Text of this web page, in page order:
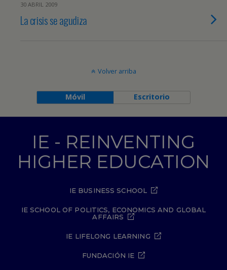
30 ABRIL 2009
La crisis se agudiza
Volver arriba
Móvil Escritorio
IE - REINVENTING
HIGHER EDUCATION
IE BUSINESS SCHOOL
IE SCHOOL OF POLITICS, ECONOMICS AND GLOBAL
AFFAIRS
IE LIFELONG LEARNING
FUNDACIÓN IE